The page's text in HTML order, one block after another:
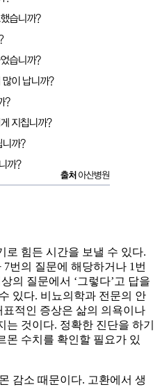
로 힘든 시간을 보낼 수 있다.
번의 질문에 해당하거나 1번
의 질문에서 ‘그렇다’고 답을
있다. 비뇨의학과 전문의 안
적인 증상은 삶의 의욕이나
것이다. 정확한 진단을 하기
몬 수치를 확인할 필요가 있
감소 때문이다. 고환에서 생